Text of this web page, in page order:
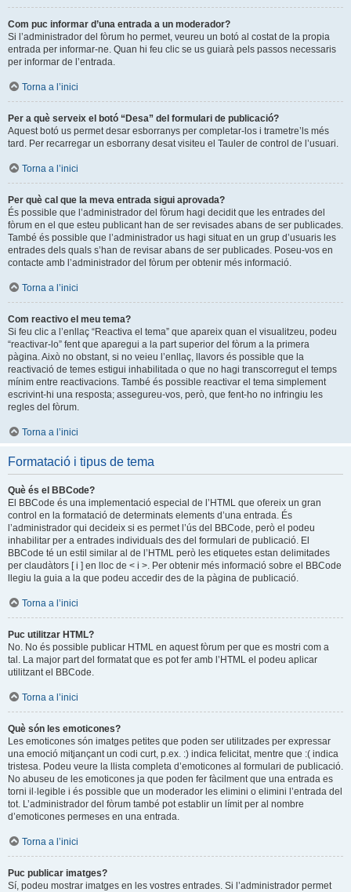
Com puc informar d’una entrada a un moderador?
Si l’administrador del fòrum ho permet, veureu un botó al costat de la propia
entrada per informar-ne. Quan hi feu clic se us guiarà pels passos necessaris
per informar de l’entrada.
Torna a l’inici
Per a què serveix el botó “Desa” del formulari de publicació?
Aquest botó us permet desar esborranys per completar-los i trametre’ls més
tard. Per recarregar un esborrany desat visiteu el Tauler de control de l’usuari.
Torna a l’inici
Per què cal que la meva entrada sigui aprovada?
És possible que l’administrador del fòrum hagi decidit que les entrades del
fòrum en el que esteu publicant han de ser revisades abans de ser publicades.
També és possible que l’administrador us hagi situat en un grup d’usuaris les
entrades dels quals s’han de revisar abans de ser publicades. Poseu-vos en
contacte amb l’administrador del fòrum per obtenir més informació.
Torna a l’inici
Com reactivo el meu tema?
Si feu clic a l’enllaç “Reactiva el tema” que apareix quan el visualitzeu, podeu
“reactivar-lo” fent que aparegui a la part superior del fòrum a la primera
pàgina. Això no obstant, si no veieu l’enllaç, llavors és possible que la
reactivació de temes estigui inhabilitada o que no hagi transcorregut el temps
mínim entre reactivacions. També és possible reactivar el tema simplement
escrivint-hi una resposta; assegureu-vos, però, que fent-ho no infringiu les
regles del fòrum.
Torna a l’inici
Formatació i tipus de tema
Què és el BBCode?
El BBCode és una implementació especial de l’HTML que ofereix un gran
control en la formatació de determinats elements d’una entrada. És
l’administrador qui decideix si es permet l’ús del BBCode, però el podeu
inhabilitar per a entrades individuals des del formulari de publicació. El
BBCode té un estil similar al de l’HTML però les etiquetes estan delimitades
per claudàtors [ i ] en lloc de < i >. Per obtenir més informació sobre el BBCode
llegiu la guia a la que podeu accedir des de la pàgina de publicació.
Torna a l’inici
Puc utilitzar HTML?
No. No és possible publicar HTML en aquest fòrum per que es mostri com a
tal. La major part del formatat que es pot fer amb l’HTML el podeu aplicar
utilitzant el BBCode.
Torna a l’inici
Què són les emoticones?
Les emoticones són imatges petites que poden ser utilitzades per expressar
una emoció mitjançant un codi curt, p.ex. :) indica felicitat, mentre que :( indica
tristesa. Podeu veure la llista completa d’emoticones al formulari de publicació.
No abuseu de les emoticones ja que poden fer fàcilment que una entrada es
torni il·legible i és possible que un moderador les elimini o elimini l’entrada del
tot. L’administrador del fòrum també pot establir un límit per al nombre
d’emoticones permeses en una entrada.
Torna a l’inici
Puc publicar imatges?
Sí, podeu mostrar imatges en les vostres entrades. Si l’administrador permet